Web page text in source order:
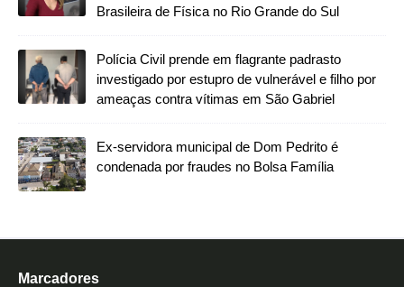
Brasileira de Física no Rio Grande do Sul
Polícia Civil prende em flagrante padrasto
investigado por estupro de vulnerável e filho por
ameaças contra vítimas em São Gabriel
Ex-servidora municipal de Dom Pedrito é
condenada por fraudes no Bolsa Família
Marcadores